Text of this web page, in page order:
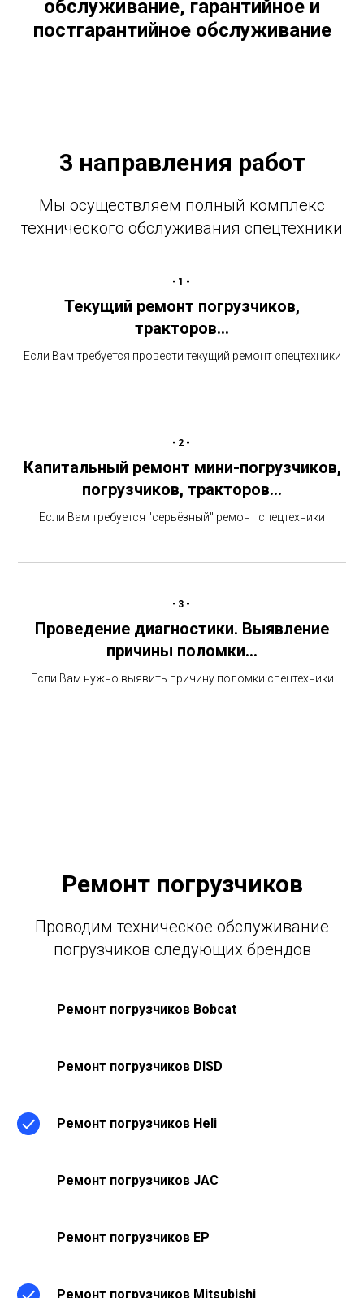
обслуживание, гарантийное и
постгарантийное обслуживание
3 направления работ
Мы осуществляем полный комплекс
технического обслуживания спецтехники
-1-
Текущий ремонт погрузчиков,
тракторов…
Если Вам требуется провести текущий ремонт спецтехники
-2-
Капитальный ремонт мини-погрузчиков,
погрузчиков, тракторов…
Если Вам требуется "серьёзный" ремонт спецтехники
-3-
Проведение диагностики. Выявление
причины поломки…
Если Вам нужно выявить причину поломки спецтехники
Ремонт погрузчиков
Проводим техническое обслуживание
погрузчиков следующих брендов
Ремонт погрузчиков Bobcat
Ремонт погрузчиков DISD
Ремонт погрузчиков Heli
Ремонт погрузчиков JAC
Ремонт погрузчиков EP
Ремонт погрузчиков Mitsubishi